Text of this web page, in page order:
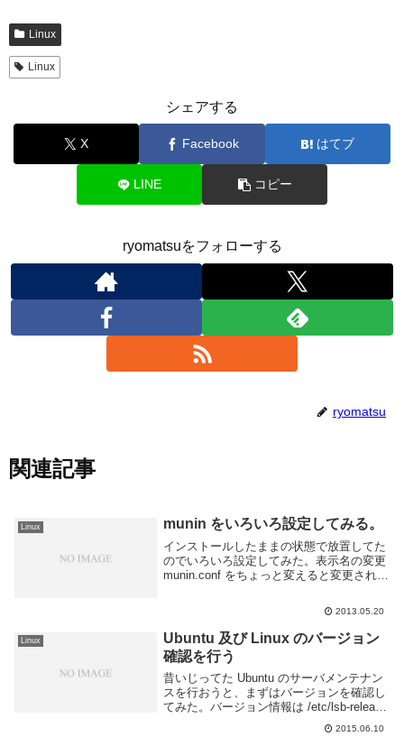
Linux
Linux
シェアする
X Facebook はてブ
LINE コピー
ryomatsuをフォローする
ryomatsu
関連記事
Linux munin をいろいろ設定してみる。
インストールしたままの状態で放置してた
のでいろいろ設定してみた。表示名の変更
munin.conf をちょっと変えると変更される
グラフを増やす手始めに標準のままでは
な...
2013.05.20
Linux
Ubuntu 及び Linux のバージョン
確認を行う
昔いじってた Ubuntu のサーバメンテナン
スを行おうと、まずはバージョンを確認し
てみた。バージョン情報は /etc/lsb-release
に記述されているのでそれを cat する事で
確認できる。アップデート前の出力をコピ
2015.06.10